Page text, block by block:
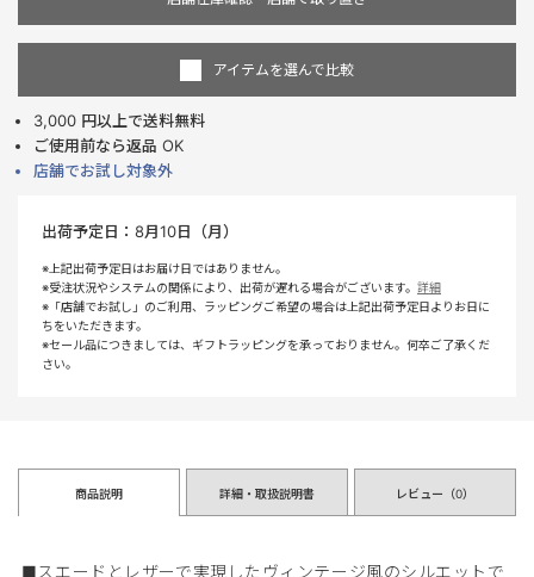
アイテムを選んで比較
3,000 円以上で送料無料
ご使用前なら返品 OK
店舗でお試し対象外
出荷予定日： 8月10日（月）
※上記出荷予定日はお届け日ではありません。
※受注状況やシステムの関係により、出荷が遅れる場合がございます。 詳細
※「店舗でお試し」のご利用、ラッピングご希望の場合は上記出荷予定日よりお日に
ちをいただきます。
※セール品につきましては、ギフトラッピングを承っておりません。何卒ご了承くだ
さい。
商品説明 詳細・取扱説明書 レビュー（0）
■スエードとレザーで実現したヴィンテージ風のシルエットで